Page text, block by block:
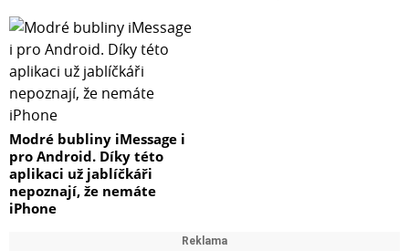
600
1/2
6,1
300
1/4
5,1
150
1/8
Modré bubliny iMessage i
pro Android. Díky této
aplikaci už jablíčkáři
nepoznají, že nemáte
iPhone